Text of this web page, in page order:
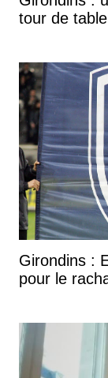
tour de
Girondins :
pour le